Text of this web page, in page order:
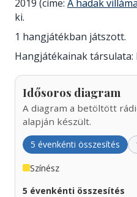
2019 (címe: A hadak villáma
ki.
1 hangjátékban játszott.
Hangjátékainak társulata:
Idősoros diagram
A diagram a betöltött
alapján készült.
5 évenkénti összesítés
Színész
5 évenkénti összesítés